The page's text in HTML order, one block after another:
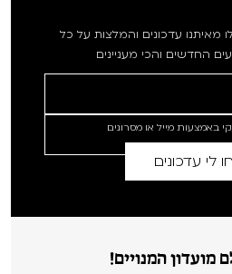
מאיתנו עדכונים והמלצות על כל
החדשים והכי מעניינים
באמצעות מייל או מסרונים
מועדון המנויים!